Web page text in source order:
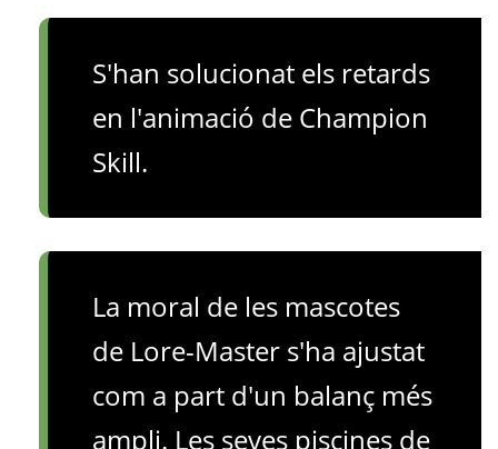
S'han solucionat els retards
en l'animació de Champion
Skill.
La moral de les mascotes
de Lore-Master s'ha ajustat
com a part d'un balanç més
ampli. Les seves piscines de